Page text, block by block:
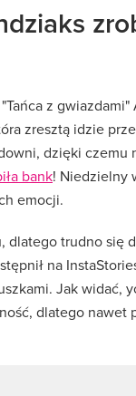
z
zresztą idzie
dzięki czemu
bank! Niedzielny
emocji.
trudno się
na
Jak widać,
dlatego nawet